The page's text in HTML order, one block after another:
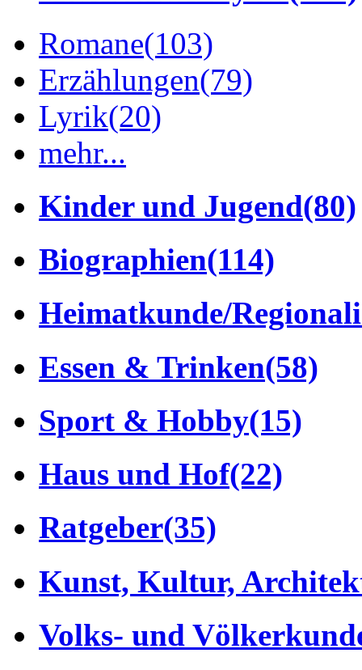
Romane(103)
Erzählungen(79)
Lyrik(20)
mehr...
Kinder und Jugend(80)
Biographien(114)
Heimatkunde/
Essen & Trinken(58)
Sport & Hobby(15)
Haus und Hof(22)
Ratgeber(35)
Kunst, Kultur,
Volks- und